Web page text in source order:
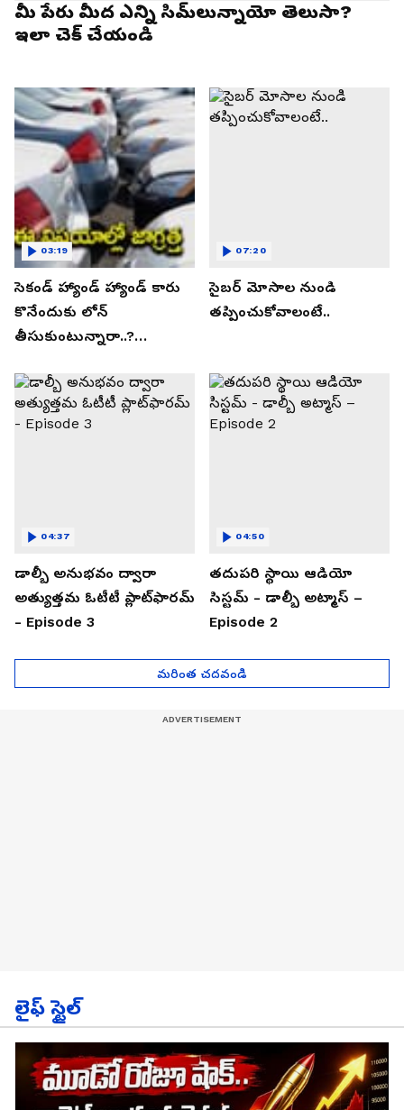
మీ పేరు మీద ఎన్ని సిమ్‌లున్నాయో తెలుసా?
ఇలా చెక్ చేయండి
సెకండ్ హ్యాండ్ హ్యాండ్ కారు
కొనేందుకు లోన్
తీసుకుంటున్నారా..?
తెలుసుకోండి..!
03:19
సైబర్ మోసాల నుండి
తప్పించుకోవాలంటే..
07:20
డాల్బీ అనుభవం ద్వారా
అత్యుత్తమ ఓటీటీ ప్లాట్‌ఫారమ్
- Episode 3
04:37
తదుపరి స్థాయి ఆడియో
సిస్టమ్ - డాల్బీ అట్మాస్ –
Episode 2
04:50
మరింత చదవండి
లైఫ్ స్టైల్